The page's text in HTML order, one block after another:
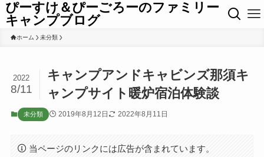
ぴーすけ＆ぴーごろーのファミリー
キャンプブログ
ホーム 未分類
キャンプアンドキャビンズ那須キ
ャンプサイト暖炉宿泊体験談
2022
8/11
未分類 2019年8月12日 2022年8月11日
当ページのリンクには広告が含まれています。